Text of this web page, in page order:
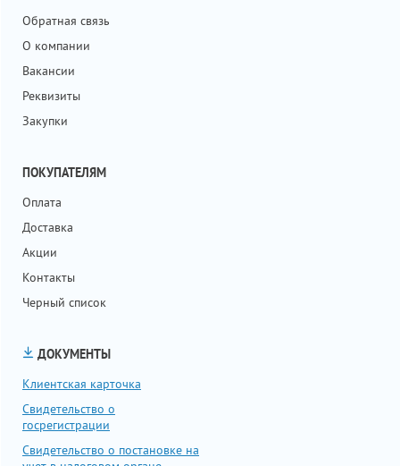
Обратная связь
О компании
Вакансии
Реквизиты
Закупки
ПОКУПАТЕЛЯМ
Оплата
Доставка
Акции
Контакты
Черный список
ДОКУМЕНТЫ
Клиентская карточка
Свидетельство о
госрегистрации
Свидетельство о постановке на